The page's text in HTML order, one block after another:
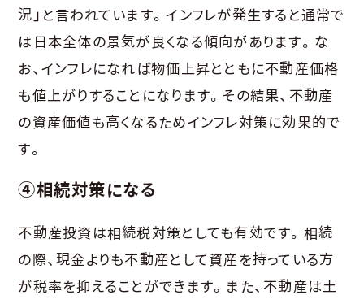
況」と言われています。インフレが発生すると通常で
は日本全体の景気が良くなる傾向があります。な
お、インフレになれば物価上昇とともに不動産価格
も値上がりすることになります。その結果、不動産
の資産価値も高くなるためインフレ対策に効果的で
す。
④相続対策になる
不動産投資は相続税対策としても有効です。相続
の際、現金よりも不動産として資産を持っている方
が税率を抑えることができます。また、不動産は土